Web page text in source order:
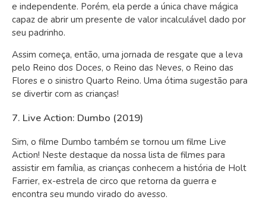
e independente. Porém, ela perde a única chave mágica
capaz de abrir um presente de valor incalculável dado por
seu padrinho.
Assim começa, então, uma jornada de resgate que a leva
pelo Reino dos Doces, o Reino das Neves, o Reino das
Flores e o sinistro Quarto Reino. Uma ótima sugestão para
se divertir com as crianças!
7. Live Action: Dumbo (2019)
Sim, o filme Dumbo também se tornou um filme Live
Action! Neste destaque da nossa lista de filmes para
assistir em família, as crianças conhecem a história de Holt
Farrier, ex-estrela de circo que retorna da guerra e
encontra seu mundo virado do avesso.